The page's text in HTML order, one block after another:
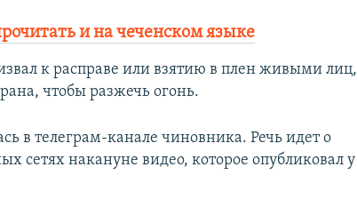
и на чеченском языке
к расправе или взятию в плен живыми лиц,
чтобы разжечь огонь.
в телеграм-канале чиновника. Речь идет о
сетях накануне видео, которое опубликовал у